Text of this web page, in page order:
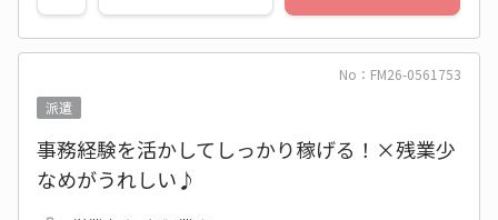
No：FM26-0561753
派遣
事務経験を活かしてしっかり稼げる！×残業少
なめがうれしい♪